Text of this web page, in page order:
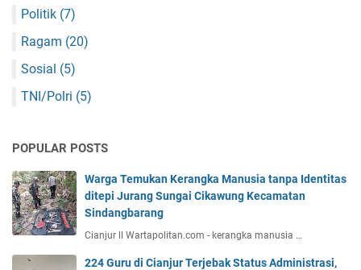
Politik (7)
Ragam (20)
Sosial (5)
TNI/Polri (5)
POPULAR POSTS
Warga Temukan Kerangka Manusia tanpa Identitas
ditepi Jurang Sungai Cikawung Kecamatan
Sindangbarang
Cianjur ll Wartapolitan.com - kerangka manusia …
224 Guru di Cianjur Terjebak Status Administrasi,